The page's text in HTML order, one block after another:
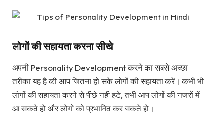
लोगों की सहायता करना सीखे
अपनी Personality Development करने का सबसे अच्छा
तरीका यह है की आप जितना हो सके लोगों की सहायता करें। कभी भी
लोगों की सहायता करने से पीछे नही हटे, तभी आप लोगों की नजरों में
आ सकते हो और लोगों को प्रभावित कर सकते हो।